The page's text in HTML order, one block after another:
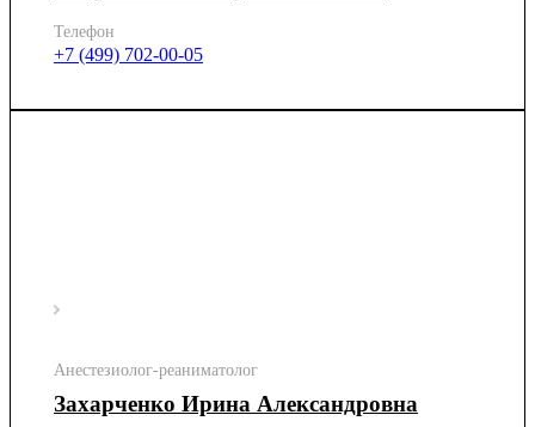
Телефон
+7 (499) 702-00-05
Анестезиолог-реаниматолог
Захарченко Ирина Александровна